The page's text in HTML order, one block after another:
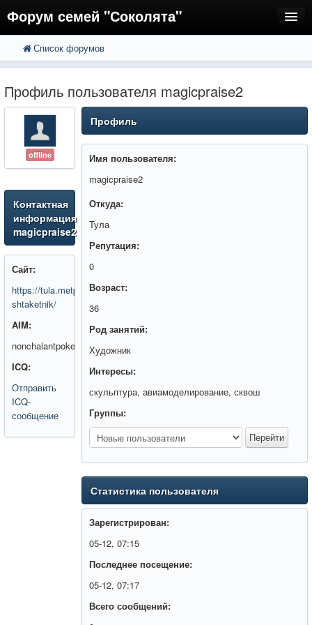
Форум семей "Соколята"
FAQ
Регистрация
Вход
Список форумов
Профиль пользователя magicpraise2
offline
Контактная
информация
magicpraise2
Сайт:
https://tula.metprof.ru/catalog/metallicheskiy-
shtaketnik/
AIM:
nonchalantpoker
ICQ:
Отправить
ICQ-
сообщение
Профиль
Имя пользователя:
magicpraise2
Откуда:
Тула
Репутация:
0
Возраст:
36
Род занятий:
Художник
Интересы:
скульптура, авиамоделирование, сквош
Группы:
Статистика пользователя
Зарегистрирован:
05-12, 07:15
Последнее посещение:
05-12, 07:17
Всего сообщений: